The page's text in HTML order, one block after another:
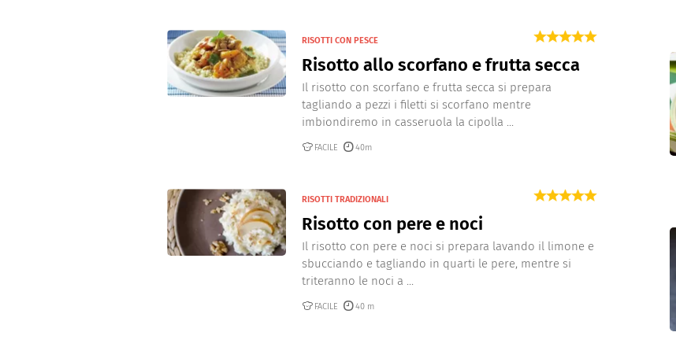
RISOTTI CON PESCE
Risotto allo scorfano e frutta secca
Il risotto con scorfano e frutta secca si prepara
tagliando a pezzi i filetti si scorfano mentre
imbiondiremo in casseruola la cipolla ...
FACILE 40m
RISOTTI TRADIZIONALI
Risotto con pere e noci
Il risotto con pere e noci si prepara lavando il limone e
sbucciando e tagliando in quarti le pere, mentre si
triteranno le noci a ...
FACILE 40 m